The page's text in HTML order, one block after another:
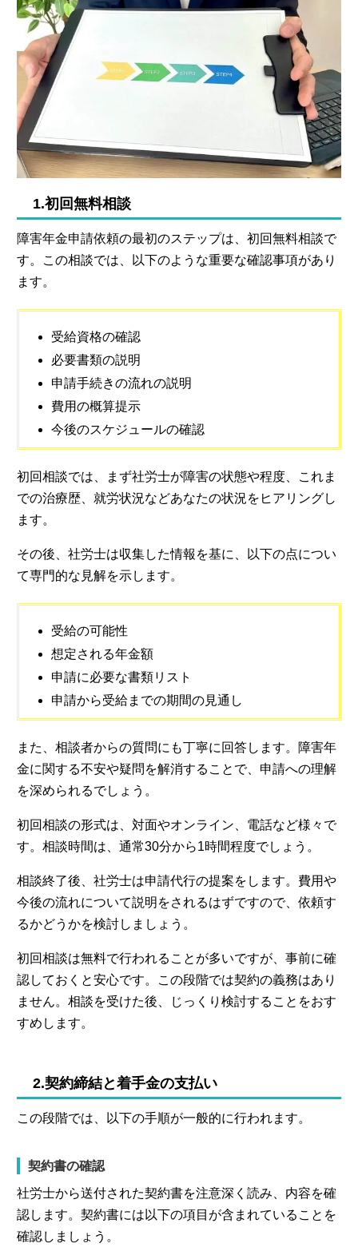
1.初回無料相談
障害年金申請依頼の最初のステップは、初回無料相談で
す。この相談では、以下のような重要な確認事項があり
ます。
受給資格の確認
必要書類の説明
申請手続きの流れの説明
費用の概算提示
今後のスケジュールの確認
初回相談では、まず社労士が障害の状態や程度、これま
での治療歴、就労状況などあなたの状況をヒアリングし
ます。
その後、社労士は収集した情報を基に、以下の点につい
て専門的な見解を示します。
受給の可能性
想定される年金額
申請に必要な書類リスト
申請から受給までの期間の見通し
また、相談者からの質問にも丁寧に回答します。障害年
金に関する不安や疑問を解消することで、申請への理解
を深められるでしょう。
初回相談の形式は、対面やオンライン、電話など様々で
す。相談時間は、通常30分から1時間程度でしょう。
相談終了後、社労士は申請代行の提案をします。費用や
今後の流れについて説明をされるはずですので、依頼す
るかどうかを検討しましょう。
初回相談は無料で行われることが多いですが、事前に確
認しておくと安心です。この段階では契約の義務はあり
ません。相談を受けた後、じっくり検討することをおす
すめします。
2.契約締結と着手金の支払い
この段階では、以下の手順が一般的に行われます。
契約書の確認
社労士から送付された契約書を注意深く読み、内容を確
認します。契約書には以下の項目が含まれていることを
確認しましょう。